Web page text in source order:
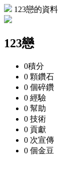
123戀的資料
123戀
0積分
0 顆鑽石
0 個碎鑽
0 經驗
0 幫助
0 技術
0 貢獻
0 次宣傳
0 個金豆